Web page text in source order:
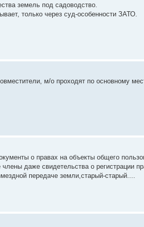
земель под садоводство.
только через суд-особенности ЗАТО.
м/о проходят по основному
о правах на объекты общего
члены даже свидетельства о регистрации
передаче земли,старый-старый....